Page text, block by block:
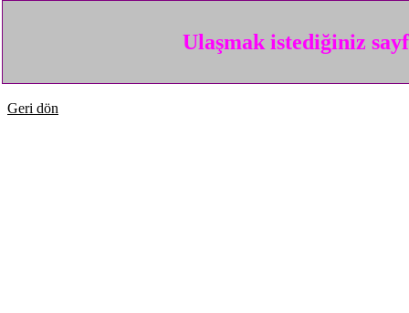
Ulaşmak istediğiniz
Geri dön